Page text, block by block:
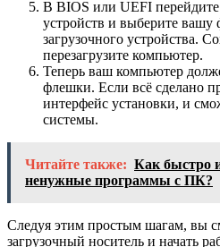
В BIOS или UEFI перейдите
устройств и выберите вашу
загрузочного устройства.
перезагрузите компьютер.
Теперь ваш компьютер
флешки. Если всё сделано
интерфейс установки, и
системы.
Читайте также: Как быстро
ненужные программы с ПК?
Следуя этим простым шагам, вы
загрузочный носитель и начать